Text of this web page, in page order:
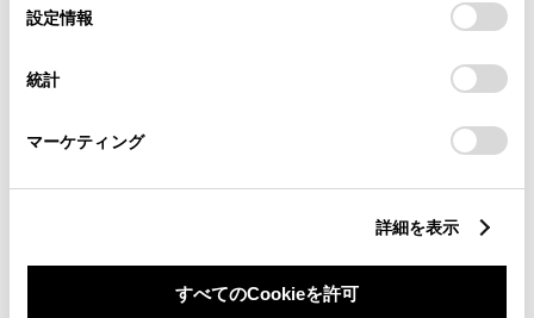
るとCookie(クッキー)に同意したこととなります。
「すべてのCookieを許可」をクリックすることで、お客様の
デバイスにすべてのCookie(クッキー)が保存されることに同
設定の変更、同意を撤回したりするにあたっては、当社の「
」をご覧ください。
設定情報
統計
マーケティング
詳細を表示
すべてのCookieを許可
「日常では世の中のルールに従って生活しなければいけ
ませんし、仕事ではクライアントの要望を優先しなけれ
ばいけません。でも、アウトドアでは自分が決めたルー
ルの中で、一日を過ごすことができます。だから、自分
自身を解放することできる。それがアウトドアの魅力だ
と思います」と誠さんは、自身がアウトドアに熱中する
ず、スポーツのルールの中だけで楽しめばいいんですか